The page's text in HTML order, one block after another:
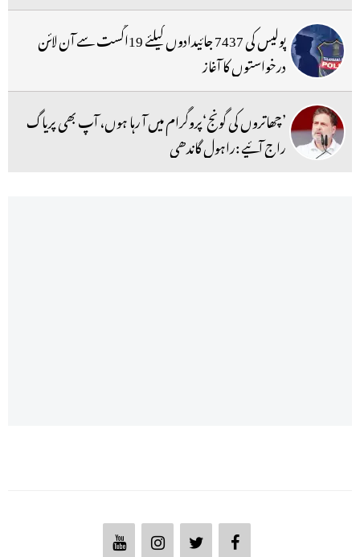
پولیس کی 7437 جائیدادوں کیلئے 19اگست سے آن لائن
درخواستوں کا آغاز
’چھاتروں کی گونج‘پروگرام میں آ رہا ہوں، آپ بھی پریاگ
راج آئیے :راہول گاندھی